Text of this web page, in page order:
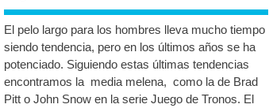
El pelo largo para los hombres lleva mucho tiempo
siendo tendencia, pero en los últimos años se ha
potenciado. Siguiendo estas últimas tendencias
encontramos la media melena, como la de Brad
Pitt o John Snow en la serie Juego de Tronos. El